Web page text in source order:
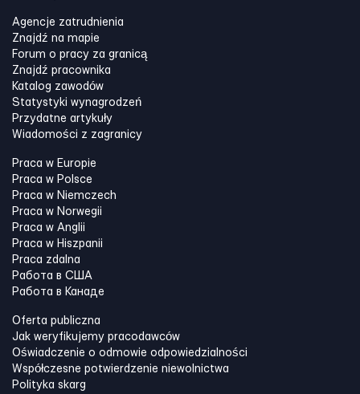
Agencje zatrudnienia
Znajdź na mapie
Forum o pracy za granicą
Znajdź pracownika
Katalog zawodów
Statystyki wynagrodzeń
Przydatne artykuły
Wiadomości z zagranicy
Praca w Europie
Praca w Polsce
Praca w Niemczech
Praca w Norwegii
Praca w Anglii
Praca w Hiszpanii
Praca zdalna
Работа в США
Работа в Канадe
Oferta publiczna
Jak weryfikujemy pracodawców
Oświadczenie o odmowie odpowiedzialności
Współczesne potwierdzenie niewolnictwa
Polityka skarg